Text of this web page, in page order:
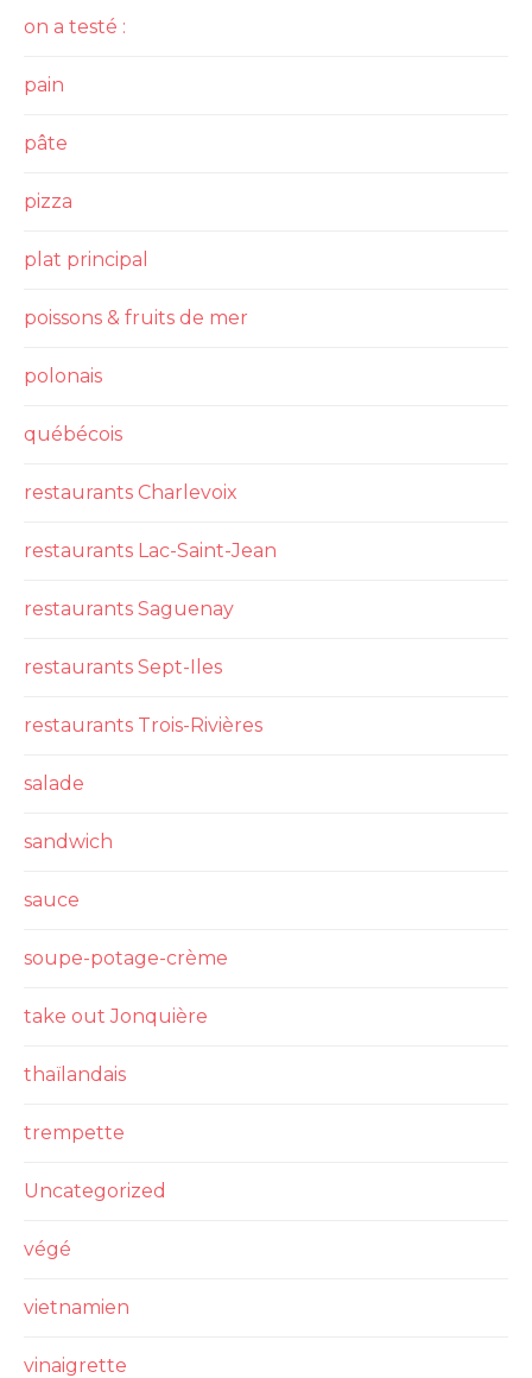
on a testé :
pain
pâte
pizza
plat principal
poissons & fruits de mer
polonais
québécois
restaurants Charlevoix
restaurants Lac-Saint-Jean
restaurants Saguenay
restaurants Sept-Iles
restaurants Trois-Rivières
salade
sandwich
sauce
soupe-potage-crème
take out Jonquière
thaïlandais
trempette
Uncategorized
végé
vietnamien
vinaigrette